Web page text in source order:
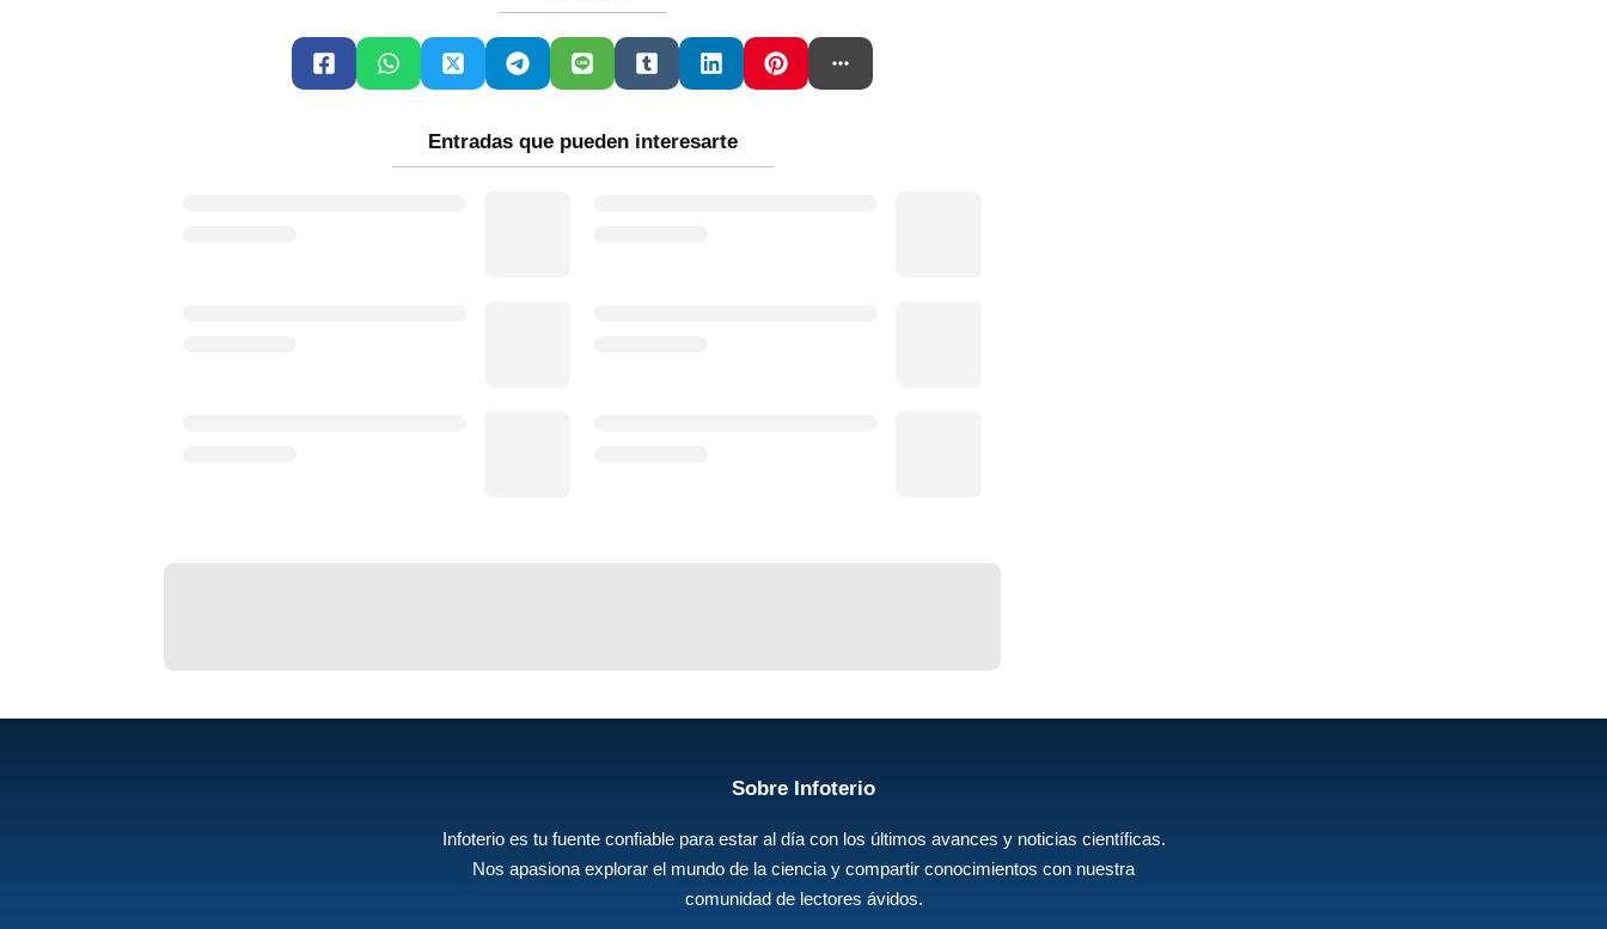
Entradas que pueden interesarte
Sobre Infoterio
Infoterio es tu fuente confiable para estar al día con los últimos avances y noticias científicas.
Nos apasiona explorar el mundo de la ciencia y compartir conocimientos con nuestra
comunidad de lectores ávidos.